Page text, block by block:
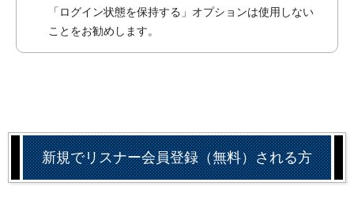
「ログイン状態を保持する」オプションは使用しない
ことをお勧めします。
新規でリスナー会員登録（無料）される方